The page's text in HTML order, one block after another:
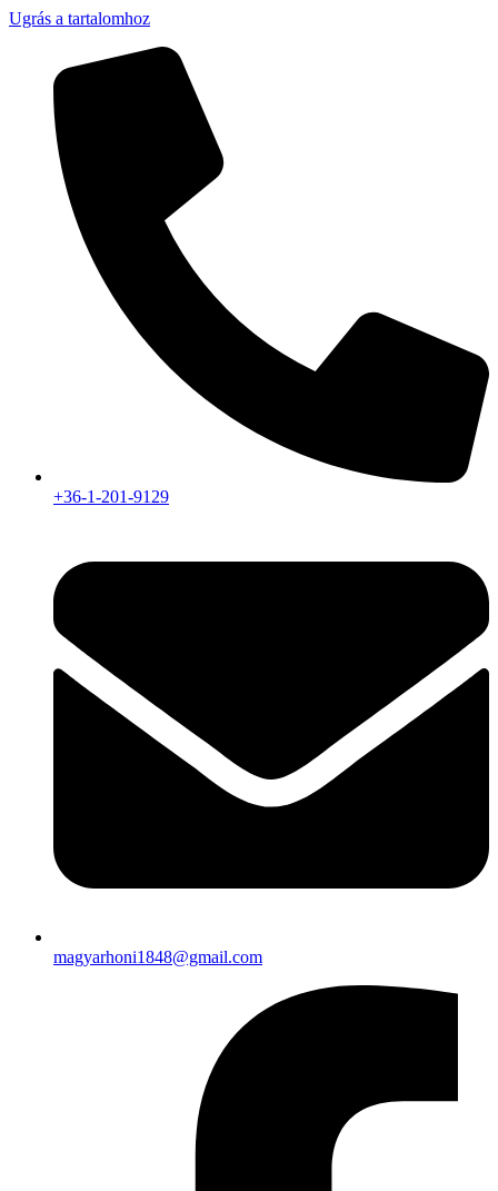
Ugrás a tartalomhoz
+36-1-201-9129
magyarhoni1848@gmail.com